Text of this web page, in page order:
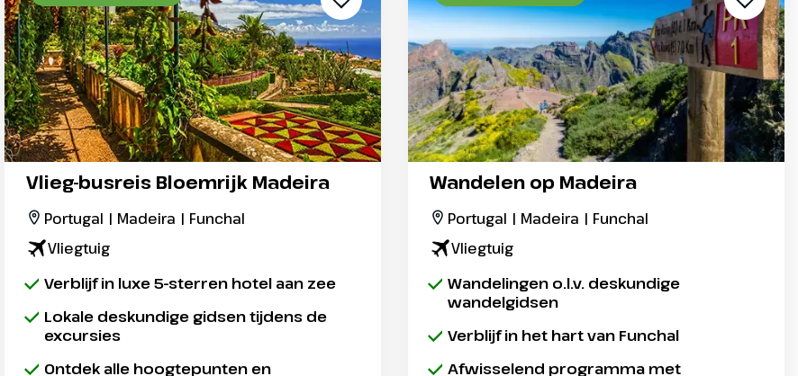
Vlieg-busreis Bloemrijk Madeira
Portugal | Madeira | Funchal
Vliegtuig
Verblijf in luxe 5-sterren hotel aan zee
Lokale deskundige gidsen tijdens de
excursies
Ontdek alle hoogtepunten en
Wandelen op Madeira
Portugal | Madeira | Funchal
Vliegtuig
Wandelingen o.l.v. deskundige
wandelgidsen
Verblijf in het hart van Funchal
Afwisselend programma met